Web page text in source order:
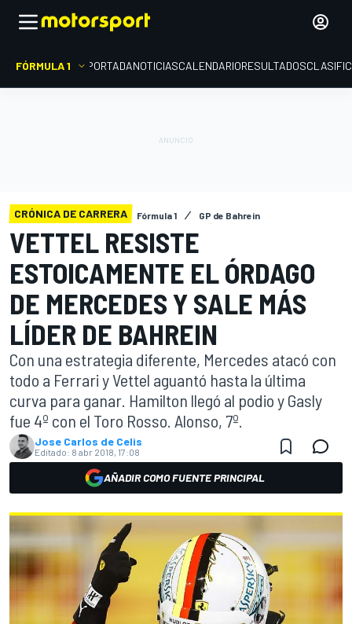
FÓRMULA 1 PORTADANOTICIASCALENDARIORESULTADOS
CRÓNICA DE CARRERA Fórmula 1 GP de Bahrein
VETTEL RESISTE
ESTOICAMENTE EL ÓRDAGO
DE MERCEDES Y SALE MÁS
LÍDER DE BAHREIN
Con una estrategia diferente, Mercedes atacó con
todo a Ferrari y Vettel aguantó hasta la última
curva para ganar. Hamilton llegó al podio y Gasly
fue 4º con el Toro Rosso. Alonso, 7º.
Jose Carlos de Celis
Editado: 8 abr 2018, 17:08
AÑADIR COMO FUENTE PRINCIPAL